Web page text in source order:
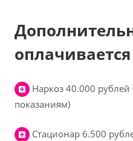
оплачивается
Наркоз 40.000
показаниям)
Cтационар 6.500